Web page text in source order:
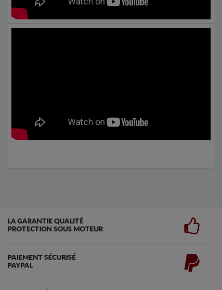
LA GARANTIE QUALITÉ
PROTECTION SOUS MOTEUR
PAIEMENT SÉCURISÉ
PAYPAL